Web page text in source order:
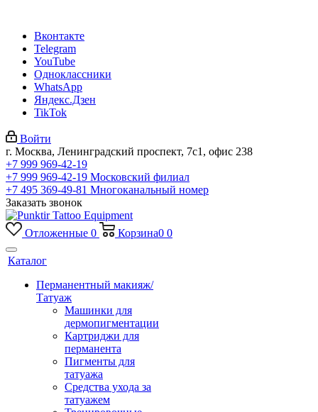
Вконтакте
Telegram
YouTube
Одноклассники
WhatsApp
Яндекс.Дзен
TikTok
Войти
г. Москва, Ленинградский проспект, 7с1, офис 238
+7 999 969-42-19
+7 999 969-42-19 Московский филиал
+7 495 369-49-81 Многоканальный номер
Заказать звонок
Отложенные 0 Корзина0 0
Каталог
Перманентный макияж/
Татуаж
Машинки для
дермопигментации
Картриджи для
перманента
Пигменты для
татуажа
Средства ухода за
татуажем